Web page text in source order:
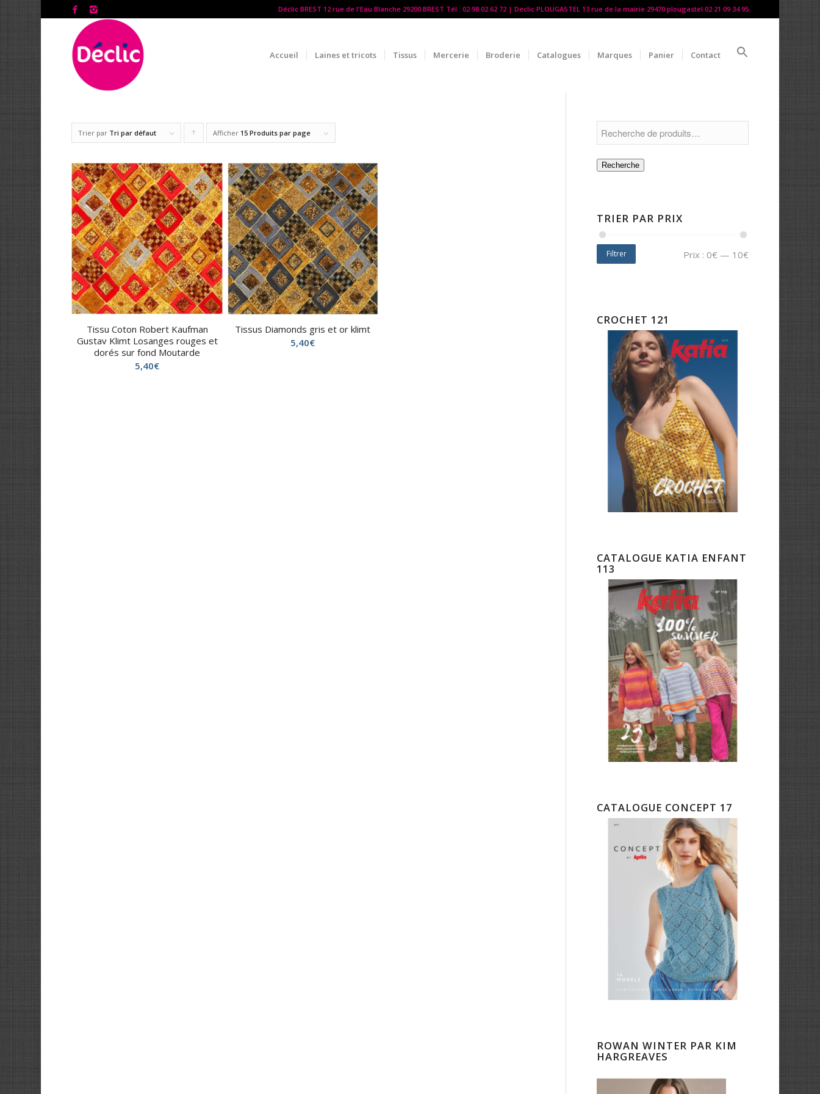
Déclic BREST 12 rue de l'Eau Blanche 29200 BREST Tél : 02 98 02 62 72 | Declic PLOUGASTEL 13 rue de la mairie 29470 plougastel 02 21 09 34 95
Accueil Laines et tricots Tissus Mercerie Broderie Catalogues Marques Panier Contact
Trier par Tri par défaut Cliquer
trier
les
produits
en
ordre
ascendant
Afficher 15 Produits par page
Tissu Coton Robert Kaufman
Gustav Klimt Losanges rouges et
dorés sur fond Moutarde
5,40€
Tissus Diamonds gris et or klimt
5,40€
Recherche
TRIER PAR PRIX
Filtrer Prix : 0€— 10€
CROCHET 121
CATALOGUE KATIA ENFANT
113
CATALOGUE CONCEPT 17
ROWAN WINTER PAR KIM
HARGREAVES